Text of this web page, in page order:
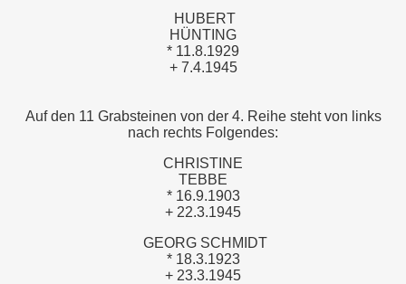
HUBERT
HÜNTING
* 11.8.1929
+ 7.4.1945
Auf den 11 Grabsteinen von der 4. Reihe steht von links
nach rechts Folgendes:
CHRISTINE
TEBBE
* 16.9.1903
+ 22.3.1945
GEORG SCHMIDT
* 18.3.1923
+ 23.3.1945